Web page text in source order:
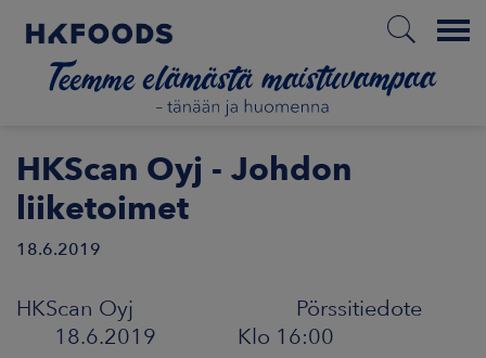
Menu
ETUSIVU
MEISTÄ
HKScan Oyj - Johdon
liiketoimet
18.6.2019
HKScan Oyj Pörssitiedote
18.6.2019 Klo 16:00